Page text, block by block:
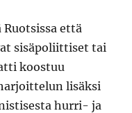
että
sisäpoliittiset tai
koostuu
lisäksi
hurri- ja